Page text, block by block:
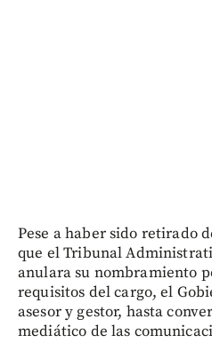
Pese a haber sido retirado
que el Tribunal
anulara su nombramiento
requisitos del cargo, el
asesor y gestor, hasta
mediático de las